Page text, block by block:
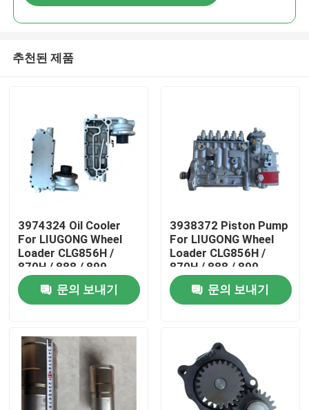
제품
추천된 제품
3974324 Oil Cooler
For LIUGONG Wheel
Loader CLG856H /
870H / 888 / 899
Engine 6CT8.3 /
6CTA8.3 ISL9 / QSL9
문의 보내기
3938372 Piston Pump
For LIUGONG Wheel
Loader CLG856H /
870H / 888 / 899
Excavator 925D /
930D / 936D Engine
6D114 QSC8.3
문의 보내기